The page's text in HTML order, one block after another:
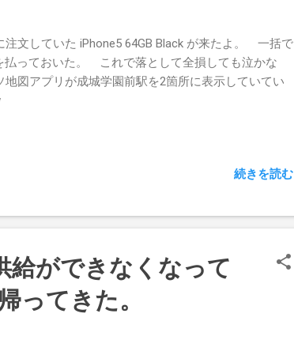
注文していた iPhone5 64GB Black が来たよ。 一括で
払っておいた。 これで落として全損しても泣かな
地図アプリが成城学園前駅を2箇所に表示していてい
続きを読む
給ができなくなって
ってきた。